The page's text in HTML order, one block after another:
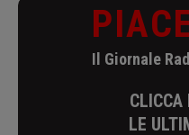
Il Giornale
CLICCA
LE